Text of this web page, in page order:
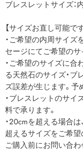
ブレスレットサイズ：
【サイズお直し可能です
・ご希望の内周サイズ
セージにてご希望のサ
・ご希望のサイズに合
る天然石のサイズ・
ズ誤差が生じます。予
・ブレスレットのサイ
料で承ります。
・20cmを超える場合
超えるサイズをご希望
ご購入前にお問い合わ